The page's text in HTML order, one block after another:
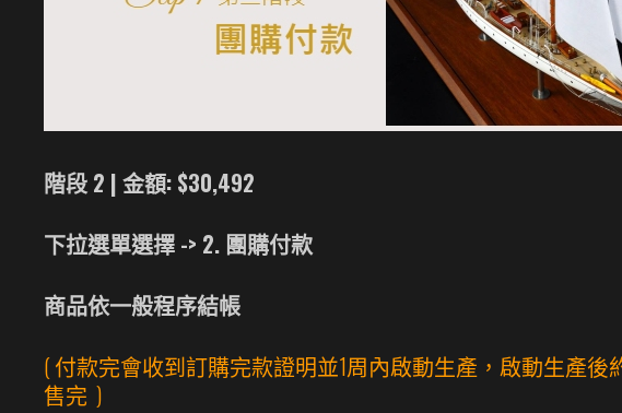
階段 2 | 金額: $30,492
下拉選單選擇 -> 2. 團購付款
商品依一般程序結帳
( 付款完會收到訂購完款證明並1周內啟動生產，啟動生產
售完 )